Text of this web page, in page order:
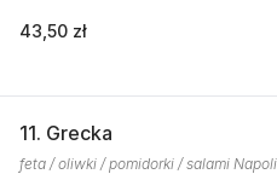
43,50 zł
11. Grecka
feta / oliwki / pomidorki / salami Napoli